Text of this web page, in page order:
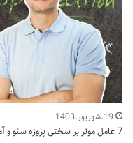
19.شهریور.1403
7 عامل موثر بر سختی پروژه سئو و آموزش مدیریت آن ها!